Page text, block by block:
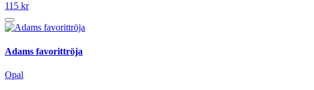
115 kr
Adams favorittröja
Opal